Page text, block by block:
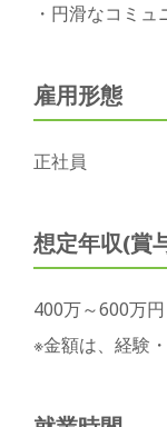
・円滑なコミ
雇用形態
正社員
想定年収(賞
400万～600万円
※金額は、経験